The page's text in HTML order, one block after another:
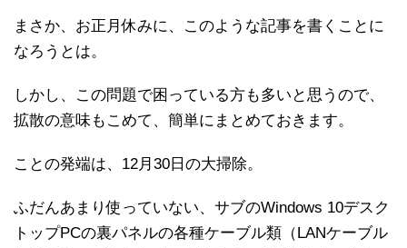
まさか、お正月休みに、このような記事を書くことに
なろうとは。
しかし、この問題で困っている方も多いと思うので、
拡散の意味もこめて、簡単にまとめておきます。
ことの発端は、12月30日の大掃除。
ふだんあまり使っていない、サブのWindows 10デスク
トップPCの裏パネルの各種ケーブル類（LANケーブル